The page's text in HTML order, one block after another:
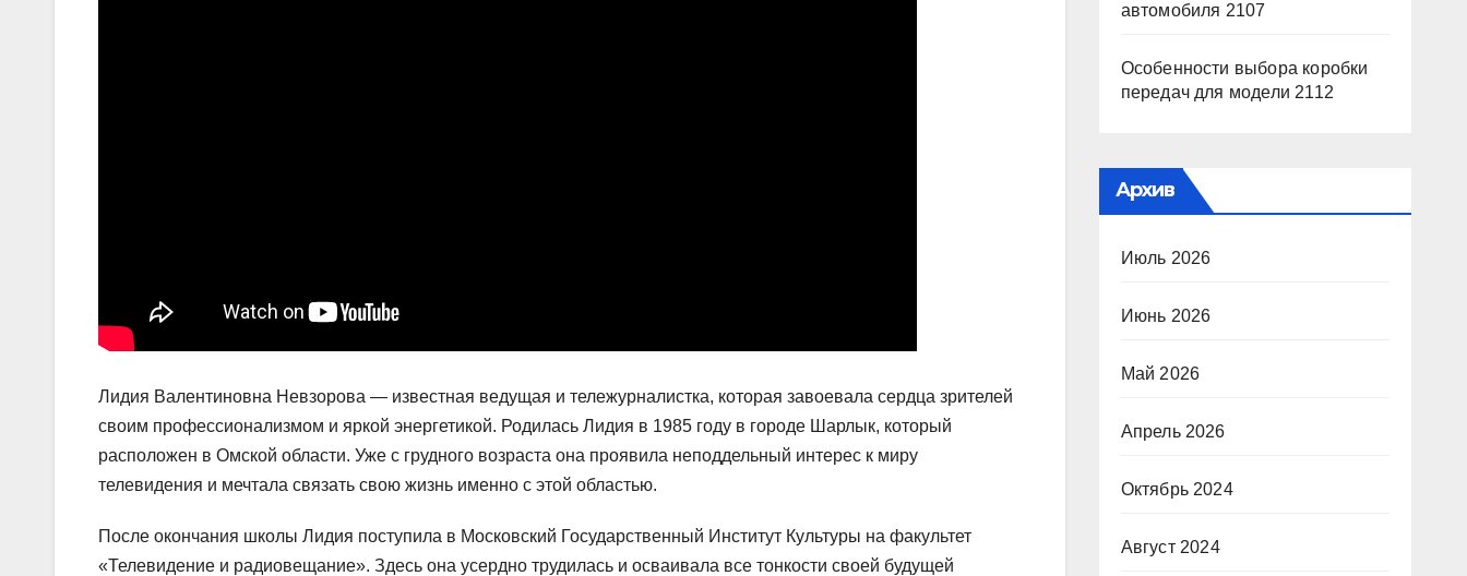
Лидия Валентиновна Невзорова — известная ведущая и тележурналистка, которая завоевала сердца зрителей
своим профессионализмом и яркой энергетикой. Родилась Лидия в 1985 году в городе Шарлык, который
расположен в Омской области. Уже с грудного возраста она проявила неподдельный интерес к миру
телевидения и мечтала связать свою жизнь именно с этой областью.
После окончания школы Лидия поступила в Московский Государственный Институт Культуры на факультет
«Телевидение и радиовещание». Здесь она усердно трудилась и осваивала все тонкости своей будущей
автомобиля 2107
Особенности выбора коробки
передач для модели 2112
Архив
Июль 2026
Июнь 2026
Май 2026
Апрель 2026
Октябрь 2024
Август 2024